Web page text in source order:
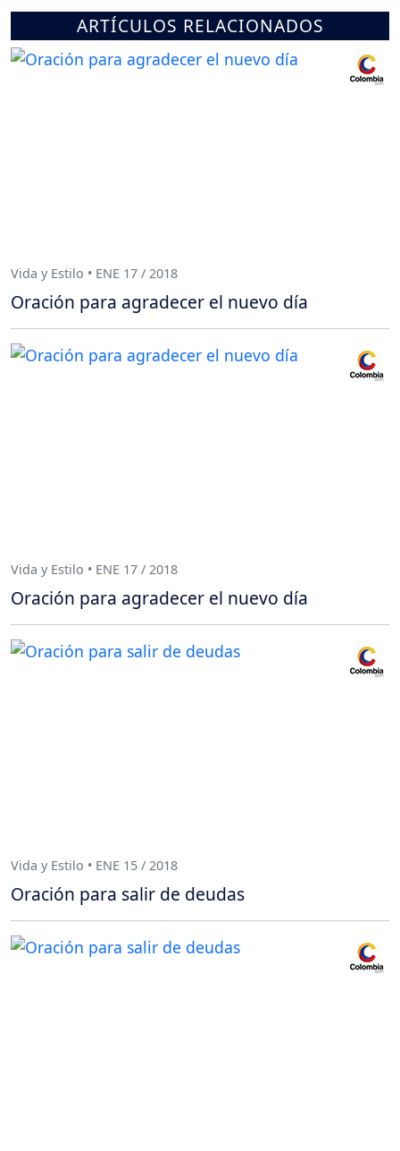
ARTÍCULOS RELACIONADOS
Vida y Estilo • ENE 17 / 2018
Oración para agradecer el nuevo día
Vida y Estilo • ENE 17 / 2018
Oración para agradecer el nuevo día
Vida y Estilo • ENE 15 / 2018
Oración para salir de deudas